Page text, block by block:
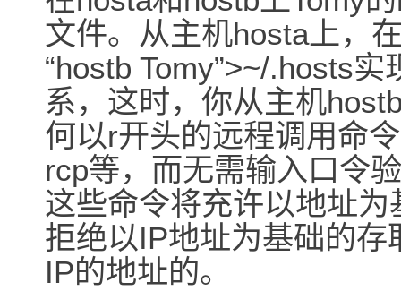
文件。从主机hosta上，
“hostb Tomy”>~/.hosts
系，这时，你从主机
何以r开头的远程调用命
rcp等，而无需输入口令
这些命令将充许以地址
拒绝以IP地址为基础的
IP的地址的。